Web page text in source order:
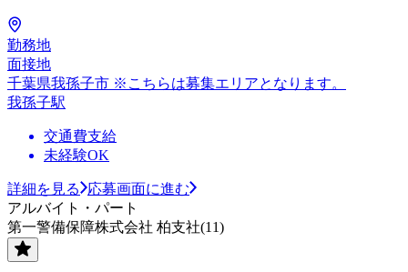
勤務地
面接地
千葉県我孫子市 ※こちらは募集エリアとなります。
我孫子駅
交通費支給
未経験OK
詳細を見る
応募画面に進む
アルバイト・パート
第一警備保障株式会社 柏支社(11)